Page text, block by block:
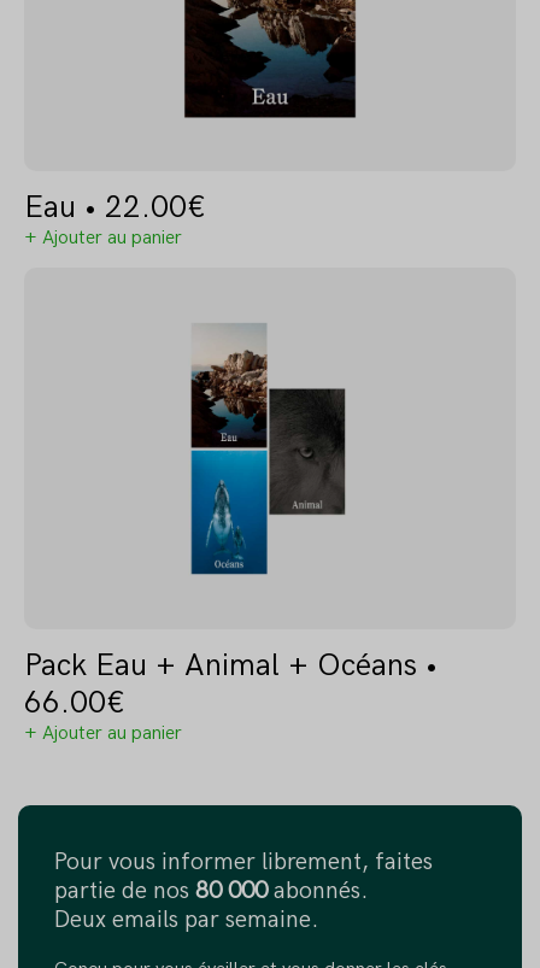
Eau • 22.00€
+ Ajouter au panier
Pack Eau + Animal + Océans •
66.00€
+ Ajouter au panier
Pour vous informer librement, faites
partie de nos 80 000abonnés.
Deux emails par semaine.